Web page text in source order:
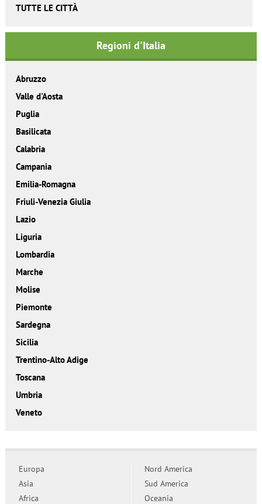
TUTTE LE CITTÀ
Regioni d'Italia
Abruzzo
Valle d'Aosta
Puglia
Basilicata
Calabria
Campania
Emilia-Romagna
Friuli-Venezia Giulia
Lazio
Liguria
Lombardia
Marche
Molise
Piemonte
Sardegna
Sicilia
Trentino-Alto Adige
Toscana
Umbria
Veneto
Europa
Asia
Africa
Nord America
Sud America
Oceania